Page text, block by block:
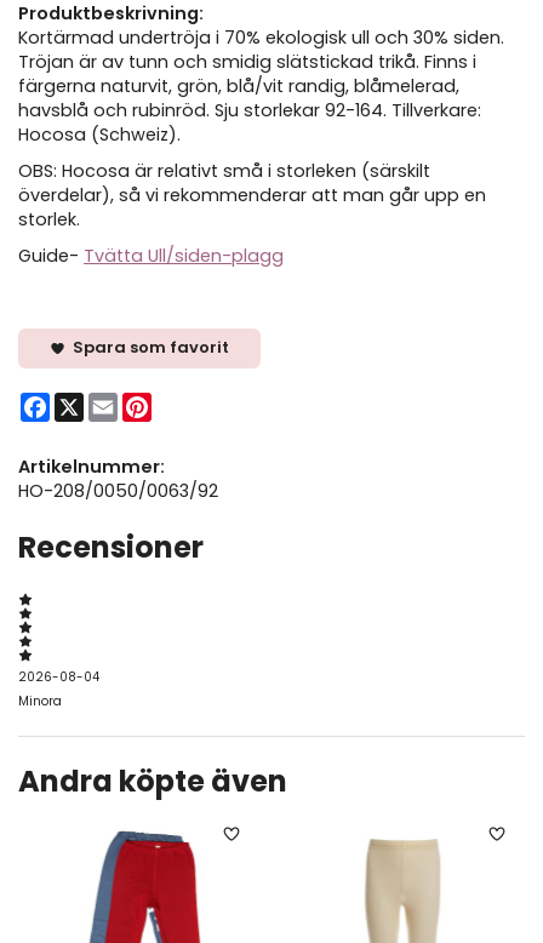
Spara som favorit
Facebook
X Email
Artikelnummer:
HO-208/0050/0063/92
Produktbeskrivning:
Kortärmad undertröja i 70% ekologisk ull och 30% siden.
Tröjan är av tunn och smidig slätstickad trikå. Finns i
färgerna naturvit, grön, blå/vit randig, blåmelerad,
havsblå och rubinröd. Sju storlekar 92-164. Tillverkare:
Hocosa (Schweiz).
OBS: Hocosa är relativt små i storleken (särskilt
överdelar), så vi rekommenderar att man går upp en
storlek.
Guide- Tvätta Ull/siden-plagg
Recensioner
2026-08-04
Minora
Andra köpte även